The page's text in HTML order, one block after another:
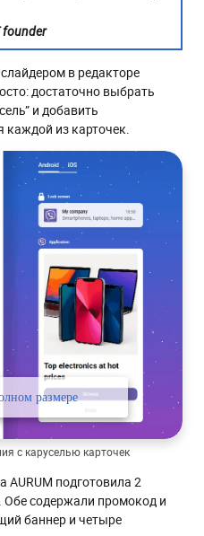
founder
в редакторе
достаточно выбрать
и добавить
каждой из карточек.
с каруселью карточек
подготовила 2
содержали промокод и
баннер и четыре